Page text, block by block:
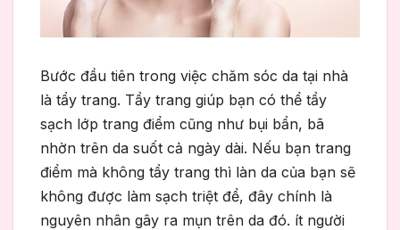
Bước đầu tiên trong việc chăm sóc da tại nhà
là tẩy trang. Tẩy trang giúp bạn có thể tẩy
sạch lớp trang điểm cũng như bụi bẩn, bã
nhờn trên da suốt cả ngày dài. Nếu bạn trang
điểm mà không tẩy trang thì làn da của bạn sẽ
không được làm sạch triệt để, đây chính là
nguyên nhân gây ra mụn trên da đó. ít người